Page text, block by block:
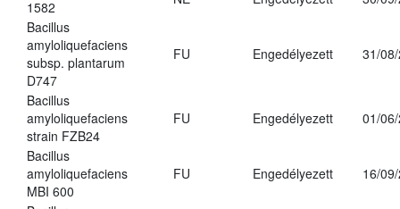
1582
Bacillus
amyloliquefaciens
subsp. plantarum
D747
FU Engedélyezett 31/
Bacillus
amyloliquefaciens
strain FZB24
FU Engedélyezett 01/
Bacillus
amyloliquefaciens
MBI 600
FU Engedélyezett 16/